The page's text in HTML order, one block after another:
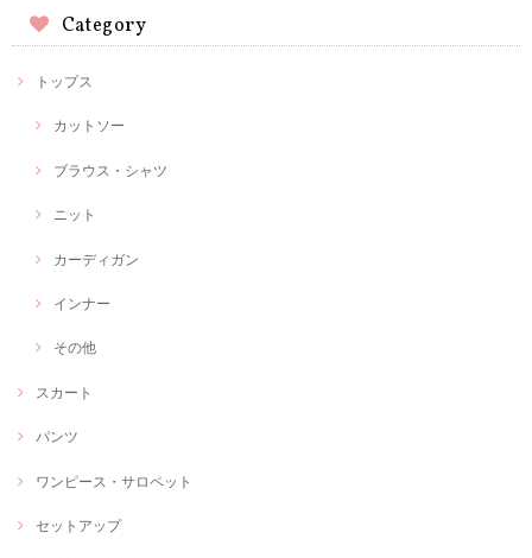
Category
トップス
カットソー
ブラウス・シャツ
ニット
カーディガン
インナー
その他
スカート
パンツ
ワンピース・サロペット
セットアップ